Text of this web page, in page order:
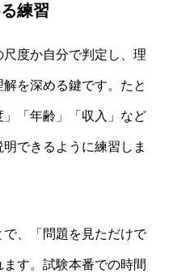
練習
度か自分で判定し、理
を深める鍵です。たと
「年齢」「収入」など
できるように練習しま
、「問題を見ただけで
す。試験本番での時間